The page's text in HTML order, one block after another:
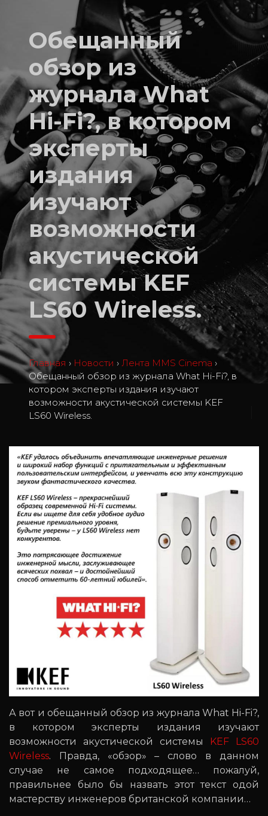
Обещанный
обзор из
журнала What
Hi-Fi?, в котором
эксперты
издания
изучают
возможности
акустической
системы KEF
LS60 Wireless.
Главная › Новости › Лента MMS Cinema ›
Обещанный обзор из журнала What Hi-Fi?, в
котором эксперты издания изучают
возможности акустической системы KEF
LS60 Wireless.
А вот и обещанный обзор из журнала What Hi-Fi?,
в котором эксперты издания изучают
возможности акустической системы KEF LS60
Wireless. Правда, «обзор» – слово в данном
случае не самое подходящее… пожалуй,
правильнее было бы назвать этот текст одой
мастерству инженеров британской компании…